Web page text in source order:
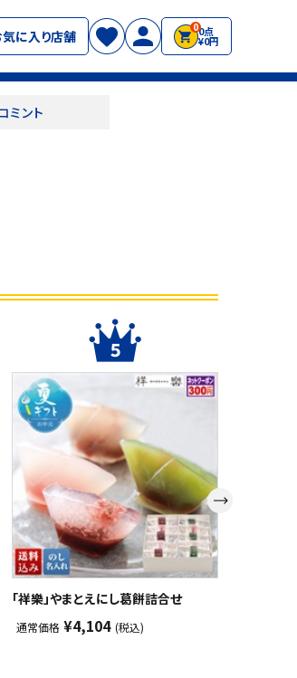
気に入り店舗
00点
¥0円
ミント
「祥樂」やまとえにし葛餅詰合せ
通常価格 ¥4,104 (税込)